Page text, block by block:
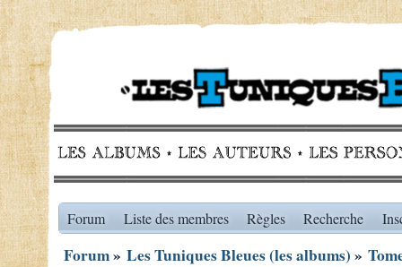
Forum Liste des membres Règles Recherche
Forum» Les Tuniques Bleues (les albums) »